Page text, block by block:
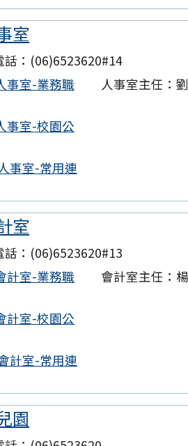
室
話：(06)6523620#14
事室-業務職
事室-校園公
事室-常用連
人事室主任：
室
話：(06)6523620#13
計室-業務職
計室-校園公
計室-常用連
會計室主任：
園